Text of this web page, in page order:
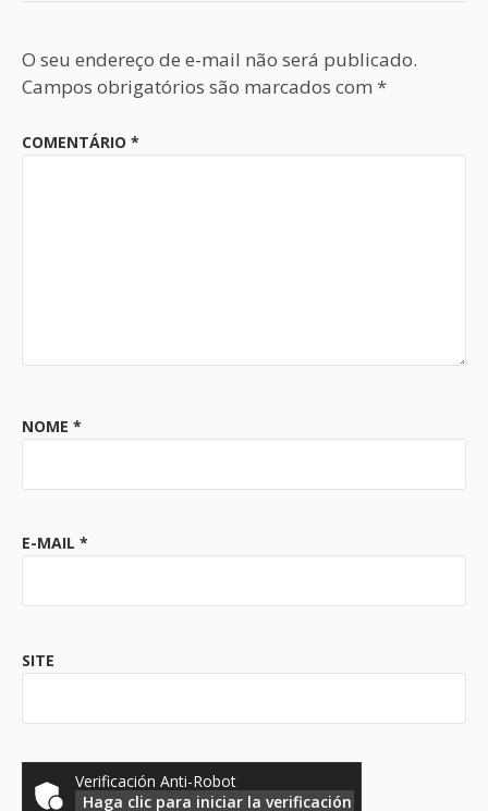
O seu endereço de e-mail não será publicado.
Campos obrigatórios são marcados com *
COMENTÁRIO *
NOME *
E-MAIL *
SITE
Verificación Anti-Robot
Haga clic para iniciar la verificación